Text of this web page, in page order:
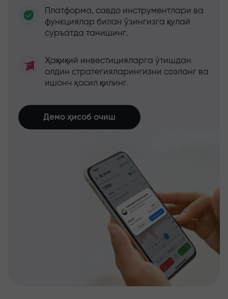
Платформа, савдо инструментлари ва
функциялар билан ўзингизга қулай
суръатда танишинг.
Ҳақиқий инвестицияларга ўтишдан
олдин стратегияларингизни созланг ва
ишонч ҳосил қилинг.
Демо ҳисоб очиш